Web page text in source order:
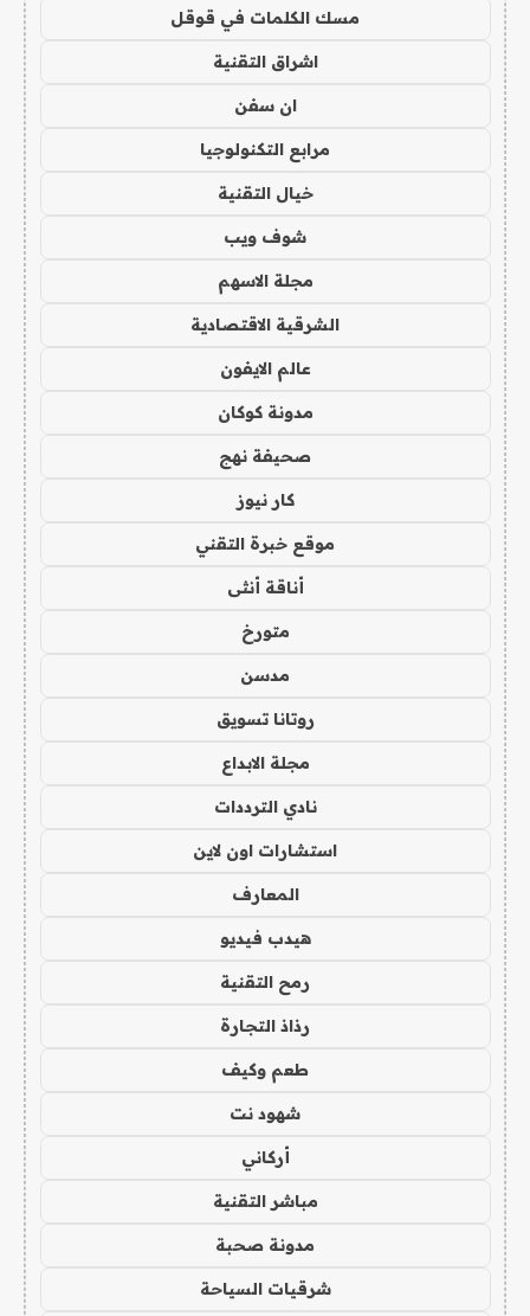
مسك الكلمات في قوقل
اشراق التقنية
ان سفن
مرابع التكنولوجيا
خيال التقنية
شوف ويب
مجلة الاسهم
الشرقية الاقتصادية
عالم الايفون
مدونة كوكان
صحيفة نهج
كار نيوز
موقع خبرة التقني
أناقة أنثى
متورخ
مدسن
روتانا تسويق
مجلة الابداع
نادي الترددات
استشارات اون لاين
المعارف
هيدب فيديو
رمح التقنية
رذاذ التجارة
طعم وكيف
شهود نت
أركاني
مباشر التقنية
مدونة صحبة
شرقيات السياحة